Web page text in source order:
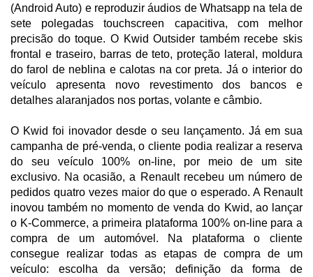
(Android Auto) e reproduzir áudios de Whatsapp na tela de
sete polegadas touchscreen capacitiva, com melhor
precisão do toque. O Kwid Outsider também recebe skis
frontal e traseiro, barras de teto, proteção lateral, moldura
do farol de neblina e calotas na cor preta. Já o interior do
veículo apresenta novo revestimento dos bancos e
detalhes alaranjados nos portas, volante e câmbio.
O Kwid foi inovador desde o seu lançamento. Já em sua
campanha de pré-venda, o cliente podia realizar a reserva
do seu veículo 100% on-line, por meio de um site
exclusivo. Na ocasião, a Renault recebeu um número de
pedidos quatro vezes maior do que o esperado. A Renault
inovou também no momento de venda do Kwid, ao lançar
o K-Commerce, a primeira plataforma 100% on-line para a
compra de um automóvel. Na plataforma o cliente
consegue realizar todas as etapas de compra de um
veículo: escolha da versão; definição da forma de